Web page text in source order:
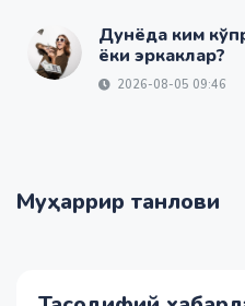
Дунёда ким
ёки эркаклар?
2026-08-05 09:46
Муҳаррир танлови